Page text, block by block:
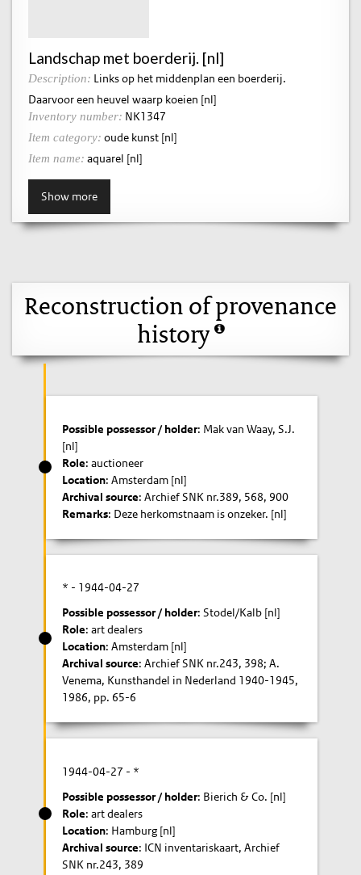
Landschap met boerderij. [nl]
Description: Links op het middenplan een boerderij.
Daarvoor een heuvel waarp koeien [nl]
Inventory number: NK1347
Item category: oude kunst [nl]
Item name: aquarel [nl]
Show more
Reconstruction of provenance
history
Possible possessor / holder: Mak van Waay, S.J.
[nl]
Role: auctioneer
Location: Amsterdam [nl]
Archival source: Archief SNK nr.389, 568, 900
Remarks: Deze herkomstnaam is onzeker. [nl]
* - 1944-04-27
Possible possessor / holder: Stodel/Kalb [nl]
Role: art dealers
Location: Amsterdam [nl]
Archival source: Archief SNK nr.243, 398; A.
Venema, Kunsthandel in Nederland 1940-1945,
1986, pp. 65-6
1944-04-27 - *
Possible possessor / holder: Bierich & Co. [nl]
Role: art dealers
Location: Hamburg [nl]
Archival source: ICN inventariskaart, Archief
SNK nr.243, 389